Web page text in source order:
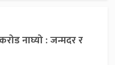
नाघ्यो : जन्मदर र